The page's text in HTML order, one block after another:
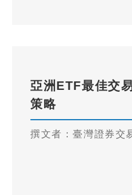
亞洲ETF最佳交
策略
撰文者：臺灣證券交